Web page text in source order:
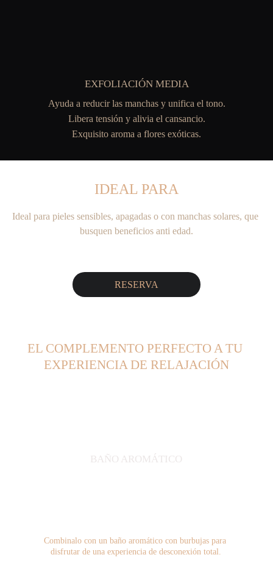
Exquisito aroma a flores exóticas.
Libera tensión y alivia el cansancio.
RESERVA
EXFOLIACIÓN MEDIA
Ayuda a reducir las manchas y unifica el tono.
Ideal para pieles sensibles, apagadas o con manchas solares, que
busquen beneficios anti edad.
IDEAL PARA
EL COMPLEMENTO PERFECTO A TU
EXPERIENCIA DE RELAJACIÓN
Combinalo con un baño aromático con burbujas para
disfrutar de una experiencia de desconexión total.
BAÑO AROMÁTICO